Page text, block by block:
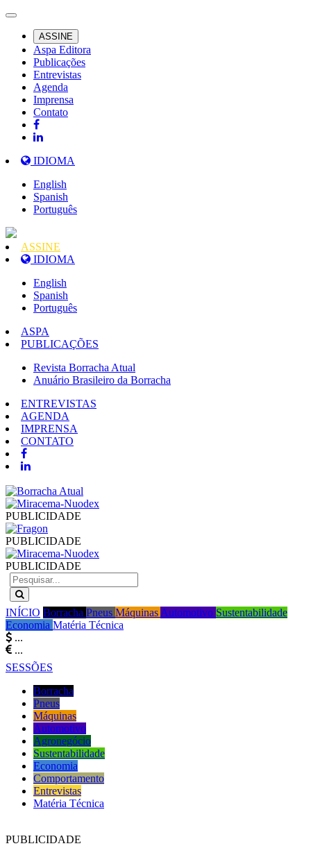
ASSINE
Aspa Editora
Publicações
Entrevistas
Agenda
Imprensa
Contato
IDIOMA
English
Spanish
Português
ASSINE
IDIOMA
English
Spanish
Português
ASPA
PUBLICAÇÕES
Revista Borracha Atual
Anuário Brasileiro da Borracha
ENTREVISTAS
AGENDA
IMPRENSA
CONTATO
PUBLICIDADE
PUBLICIDADE
PUBLICIDADE
INÍCIO Borracha Pneus Máquinas Automotivo Sustentabilidade
Economia Matéria Técnica
...
...
SESSÕES
Borracha
Pneus
Máquinas
Automotivo
Agronegócio
Sustentabilidade
Economia
Comportamento
Entrevistas
Matéria Técnica
PUBLICIDADE